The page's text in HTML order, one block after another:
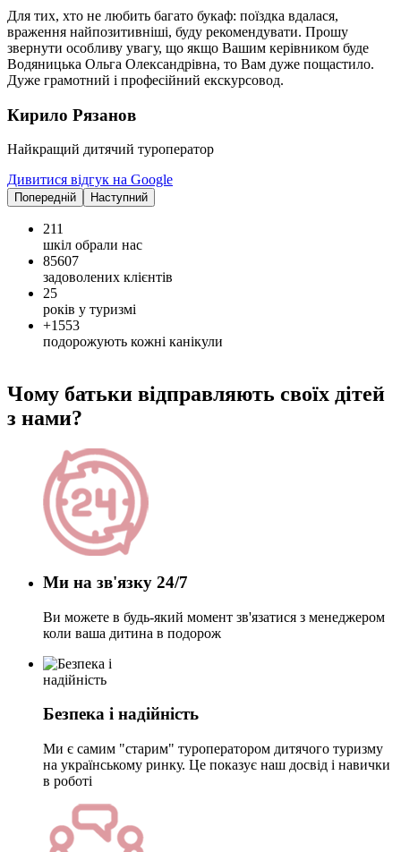
Для тих, хто не любить багато букаф: поїздка вдалася,
враження найпозитивніші, буду рекомендувати. Прошу
звернути особливу увагу, що якщо Вашим керівником буде
Водяницька Ольга Олександрівна, то Вам дуже пощастило.
Дуже грамотний і професійний екскурсовод.
Кирило Рязанов
Найкращий дитячий туроператор
Дивитися відгук на Google
Попередній Наступний
211
шкіл обрали нас
85607
задоволених клієнтів
25
років у туризмі
+1553
подорожують кожні канікули
Чому батьки відправляють своїх дітей
з нами?
Ми на зв'язку 24/7
Ви можете в будь-який момент зв'язатися з менеджером
коли ваша дитина в подорож
Безпека і надійність
Ми є самим "старим" туроператором дитячого туризму
на українському ринку. Це показує наш досвід і навички
в роботі